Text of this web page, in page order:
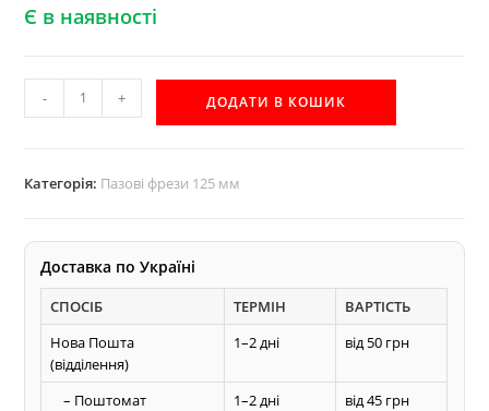
Є в наявності
пазова
дереву
кількість
- + ДОДАТИ В КОШИК
Категорія: Пазові фрези 125 мм
Доставка по Україні
СПОСІБ ТЕРМІН
ВАРТІСТЬ
Нова Пошта
(відділення)
1–2 дні від 50 грн
– Поштомат 1–2 дні
від 45 грн